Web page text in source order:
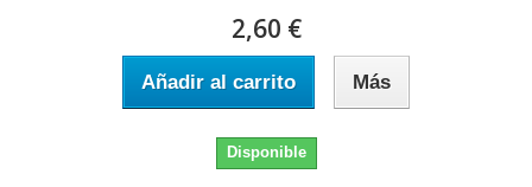
2,60 €
Añadir al carrito Más
Disponible